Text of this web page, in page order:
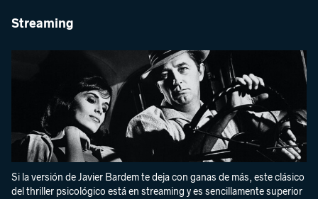
Streaming
Si la versión de Javier Bardem te deja con ganas de más, este clásico
del thriller psicológico está en streaming y es sencillamente superior